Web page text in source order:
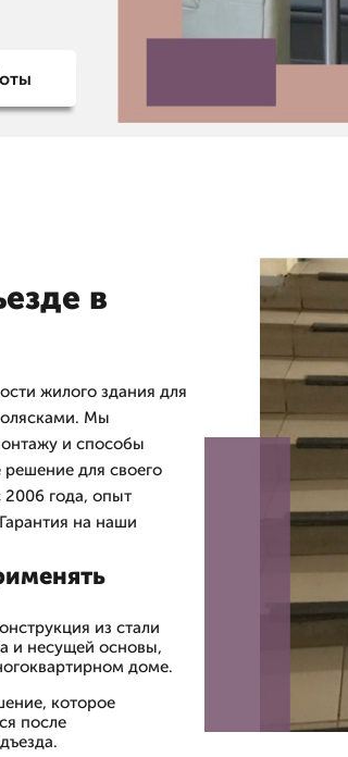
в
жилого здания для
Мы
и способы
для своего
года, опыт
на наши
из стали
и несущей основы,
доме.
которое
после